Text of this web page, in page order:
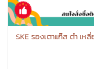
SKE รองเตาแก๊ส ดำ เห